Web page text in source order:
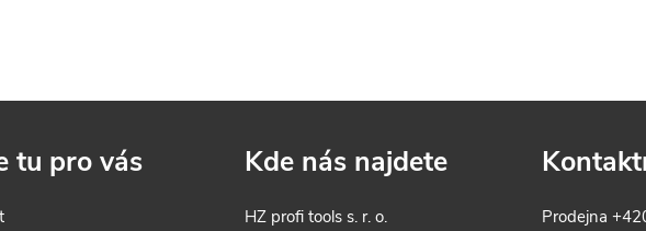
tu pro vás Kde nás najdete
HZ profi tools s. r. o.
Prodejna